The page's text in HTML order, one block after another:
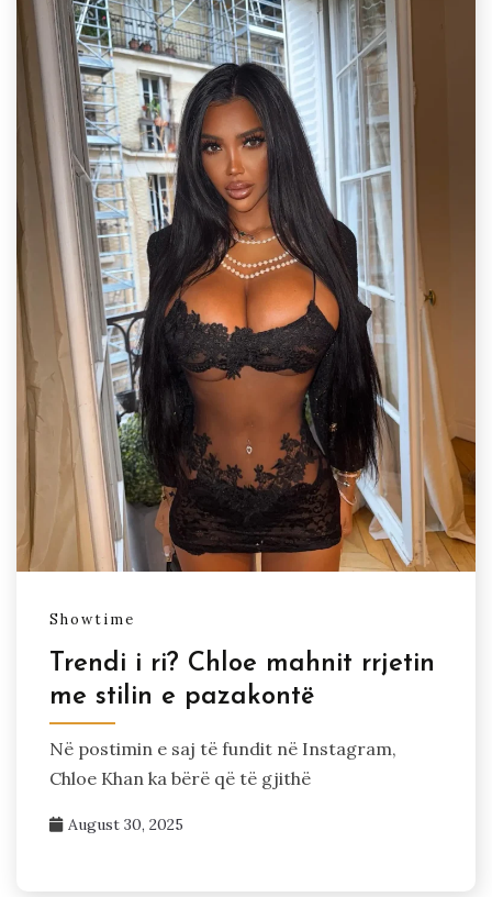
Showtime
Trendi i ri? Chloe mahnit rrjetin
me stilin e pazakontë
Në postimin e saj të fundit në Instagram,
Chloe Khan ka bërë që të gjithë
August 30, 2025